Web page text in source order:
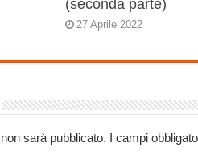
(seconda parte)
27 Aprile 2022
sarà pubblicato. I campi